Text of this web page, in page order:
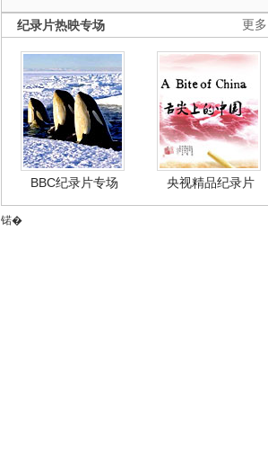
更多
纪录片热映专场
BBC纪录片专场 央视精品纪录片
锘�